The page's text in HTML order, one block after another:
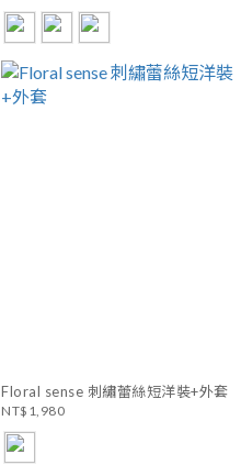
Floral sense 刺繡蕾絲短洋裝+外套
NT$1,980